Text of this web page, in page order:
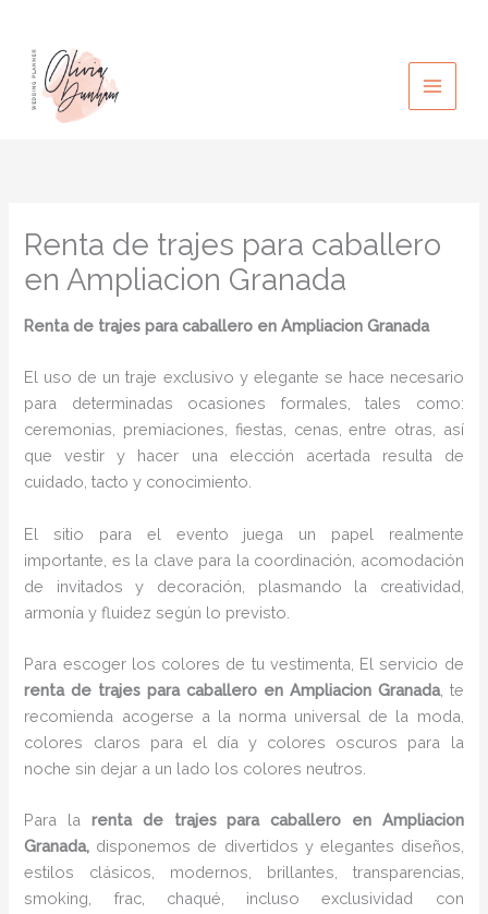
contenido
Renta de trajes para caballero
en Ampliacion Granada
Renta de trajes para caballero en Ampliacion Granada
El uso de un traje exclusivo y elegante se hace necesario
para determinadas ocasiones formales, tales como:
ceremonias, premiaciones, fiestas, cenas, entre otras, así
que vestir y hacer una elección acertada resulta de
cuidado, tacto y conocimiento.
El sitio para el evento juega un papel realmente
importante, es la clave para la coordinación, acomodación
de invitados y decoración, plasmando la creatividad,
armonía y fluidez según lo previsto.
Para escoger los colores de tu vestimenta, El servicio de
renta de trajes para caballero en Ampliacion Granada, te
recomienda acogerse a la norma universal de la moda,
colores claros para el día y colores oscuros para la
noche sin dejar a un lado los colores neutros.
Para la renta de trajes para caballero
en Ampliacion
Granada, disponemos de divertidos y elegantes diseños,
estilos clásicos, modernos, brillantes, transparencias,
smoking, frac, chaqué, incluso exclusividad con